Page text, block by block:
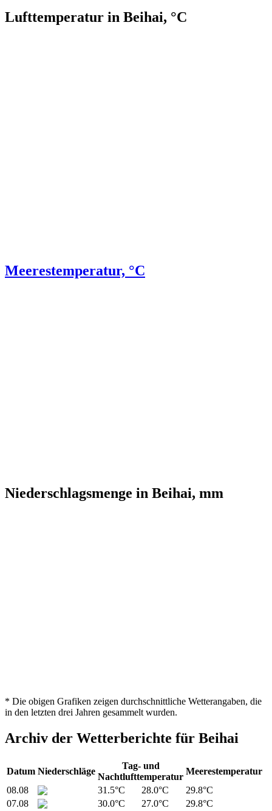
Lufttemperatur in Beihai, °C
Meerestemperatur, °C
Niederschlagsmenge in Beihai, mm
* Die obigen Grafiken zeigen durchschnittliche Wetterangaben, die
in den letzten drei Jahren gesammelt wurden.
Archiv der Wetterberichte für Beihai
Datum Niederschläge
Tag- und
Nachtlufttemperatur
Meerestemperatur
08.08
31.5°C 28.0°C
29.8°C
07.08
30.0°C 27.0°C
29.8°C